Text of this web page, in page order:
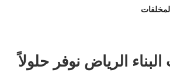
الرياض نوفر حلولاً